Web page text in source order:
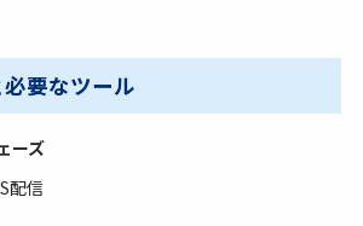
要なツール
ーズ
配信